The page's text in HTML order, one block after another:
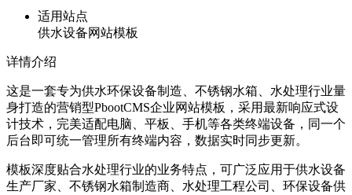
适用站点
供水设备网站模板
详情介绍
这是一套专为供水环保设备制造、不锈钢水箱、水处理行业量
身打造的营销型PbootCMS企业网站模板，采用最新响应式设
计技术，完美适配电脑、平板、手机等各类终端设备，同一个
后台即可统一管理所有终端内容，数据实时同步更新。
模板深度贴合水处理行业的业务特点，可广泛应用于供水设备
生产厂家、不锈钢水箱制造商、水处理工程公司、环保设备供